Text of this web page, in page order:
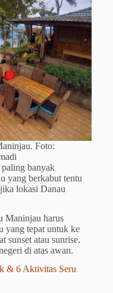
Foto:
paling banyak
yang berkabut tentu
lokasi Danau
Maninjau harus
yang tepat untuk ke
sunset atau sunrise.
di atas awan.
& 6 Aktivitas Seru